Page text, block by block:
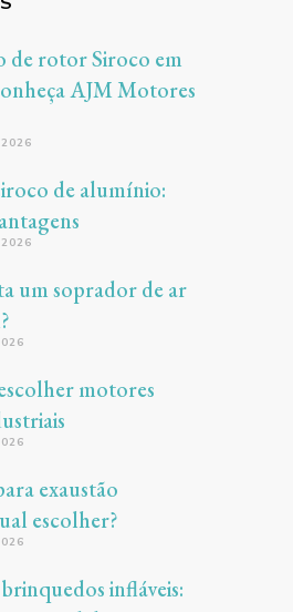
de rotor Siroco em
AJM Motores
de alumínio:
um soprador de ar
motores
exaustão
escolher?
infláveis: